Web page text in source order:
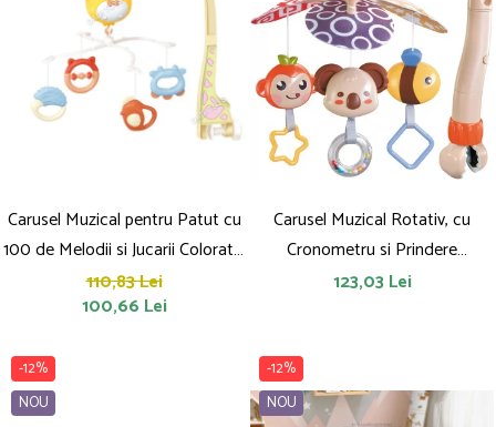
Carusel Muzical pentru Patut cu
100 de Melodii si Jucarii Colorate,
Puisor
110,83 Lei
100,66 Lei
Carusel Muzical Rotativ, cu
Cronometru si Prindere
Universala
123,03 Lei
-12%
NOU
-12%
NOU